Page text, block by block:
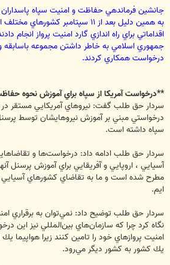
جانشين فرماندهي حفاظت و امنيت سپاه
به همين دليل بعد از ‪ ۱۱‬سپتامبر
اقداماتي براي راه اندازي گارد امنيت پرواز انجام
جمهوري اسلامي به خاطر داشتن مجموعه باسابقه
درخواست همكاري كردند.
**درخواست آمريكا از سپاه براي آموزش نحوه
سردار حق طلب گفت: نيروهاي آمريكايي مستقر در
درخواستي مبني بر آموزش نيروهايشان توسط
سپاه داشته است.
سردار حق طلب ادامه داد: درخواست‌ها و
آسيايي ، اروپايي و آفريقايي براي آموزش پرسنل
مطرح شده است و ما به تقاضاي كشورهاي آسيايي
ايم.
سردار حق طلب توضيح داد: نمي‌توان به برقراري
نگاه كرد چرا كه سازمان‌هاي بين‌المللي نيز اين
امنيت پروازهاي خود را تامين كنند زيرا هواپيما
يك كشور به كشور ديگر مي‌رود.